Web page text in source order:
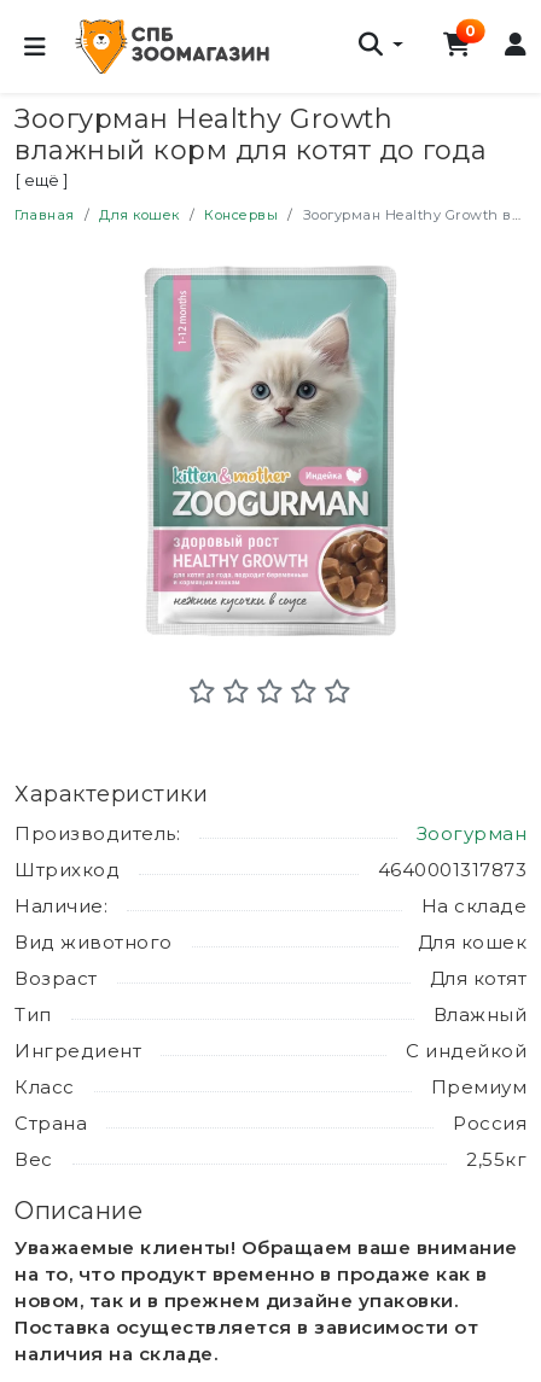
0
Зоогурман Healthy Growth
влажный корм для котят до года
для здорового роста с индейкой в
соусе, в паучах - 85 г х 30 шт
[ ещё ]
Главная Для кошек Консервы Зоогурман Healthy Growth влажный корм для котят до года для здорового роста с индейкой в соусе, в паучах - 85 г х 30 шт
Характеристики
Производитель:
Зоогурман
Штрихкод
4640001317873
Наличие:
На складе
Вид животного
Для кошек
Возраст
Для котят
Тип
Влажный
Ингредиент
С индейкой
Класс
Премиум
Страна
Россия
Вес
2,55кг
Описание
Уважаемые клиенты! Обращаем ваше внимание
на то, что продукт временно в продаже как в
новом, так и в прежнем дизайне упаковки.
Поставка осуществляется в зависимости от
наличия на складе.